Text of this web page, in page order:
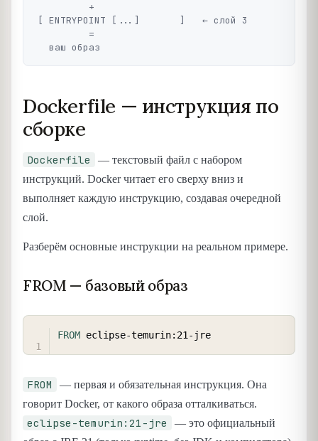
[ ENTRYPOINT [...]       ]   ← слой 3
Dockerfile — инструкция по
сборке
Dockerfile
— текстовый файл с набором
инструкций. Docker читает его сверху вниз и
выполняет каждую инструкцию, создавая очередной
слой.
Разберём основные инструкции на реальном примере.
FROM — базовый образ
FROM eclipse-temurin:21-jre
FROM
— первая и обязательная инструкция. Она
говорит Docker, от какого образа отталкиваться.
eclipse-temurin:21-jre
— это официальный